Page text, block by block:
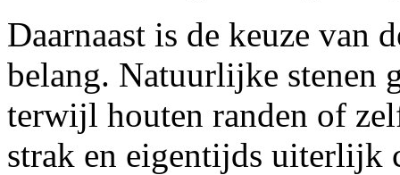
Daarnaast is de keuze van
belang. Natuurlijke stenen
terwijl houten randen of
strak en eigentijds uiterlijk